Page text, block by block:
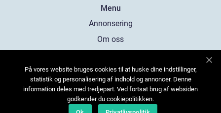
Menu
Annonsering
Om oss
Kontakta oss
Sitemap
På vores website bruges cookies til at huske dine indstillinger,
statistik og personalisering af indhold og annoncer. Denne
information deles med tredjepart. Ved fortsat brug af websiden
godkender du cookiepolitikken.